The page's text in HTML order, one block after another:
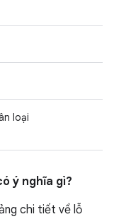
loại
ý nghĩa gì?
chi tiết về lỗ